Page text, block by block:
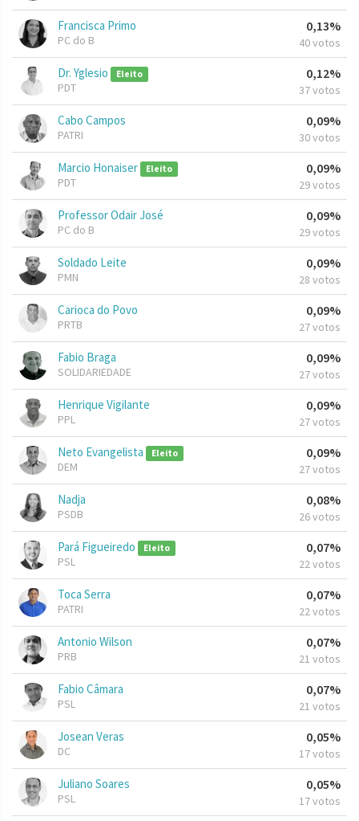
Francisca Primo
PC do B
0,13%
40 votos
Dr. Yglesio Eleito
PDT
0,12%
37 votos
Cabo Campos
PATRI
0,09%
30 votos
Marcio Honaiser Eleito
PDT
0,09%
29 votos
Professor Odair José
PC do B
0,09%
29 votos
Soldado Leite
PMN
0,09%
28 votos
Carioca do Povo
PRTB
0,09%
27 votos
Fabio Braga
SOLIDARIEDADE
0,09%
27 votos
Henrique Vigilante
PPL
0,09%
27 votos
Neto Evangelista Eleito
DEM
0,09%
27 votos
Nadja
PSDB
0,08%
26 votos
Pará Figueiredo Eleito
PSL
0,07%
22 votos
Toca Serra
PATRI
0,07%
22 votos
Antonio Wilson
PRB
0,07%
21 votos
Fabio Câmara
PSL
0,07%
21 votos
Josean Veras
DC
0,05%
17 votos
Juliano Soares
PSL
0,05%
17 votos